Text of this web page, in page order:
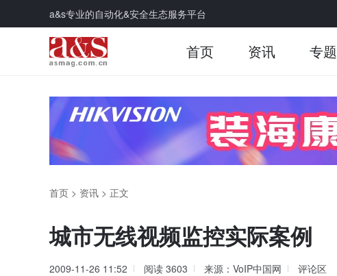
a&s专业的自动化&安全生态服务平台
首页 资讯 专题
首页 > 资讯 > 正文
城市无线视频监控实际案例
2009-11-26 11:52 阅读 3603 来源：VoIP中国网 评论区